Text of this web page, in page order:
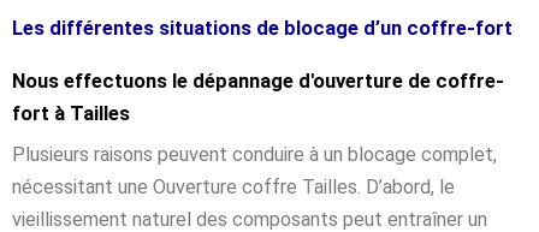
Les différentes situations de blocage d’un coffre-fort
Nous effectuons le dépannage d'ouverture de coffre-
fort à Tailles
Plusieurs raisons peuvent conduire à un blocage complet,
nécessitant une Ouverture coffre Tailles. D’abord, le
vieillissement naturel des composants peut entraîner un